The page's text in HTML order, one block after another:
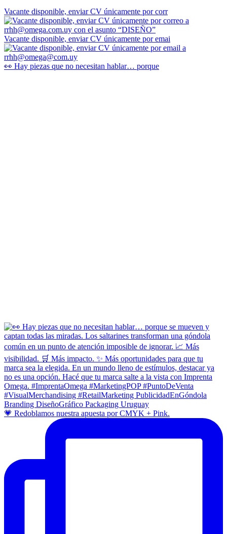
Vacante disponible, enviar CV únicamente por corr
Vacante disponible, enviar CV únicamente por emai
👀 Hay piezas que no necesitan hablar… porque
💗 Redoblamos nuestra apuesta por CMYK + Pink.